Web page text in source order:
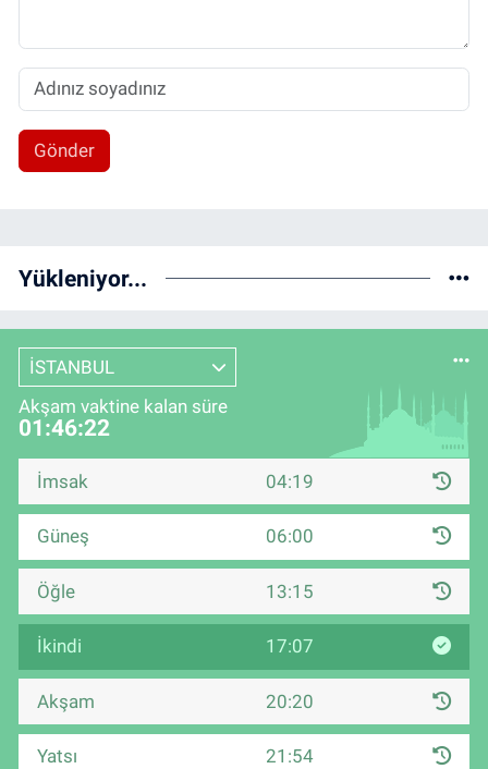
Gönder
Yükleniyor...
İSTANBUL
Akşam vaktine kalan süre
01:46:22
İmsak 04:19
Güneş 06:00
Öğle 13:15
İkindi 17:07
Akşam 20:20
Yatsı 21:54